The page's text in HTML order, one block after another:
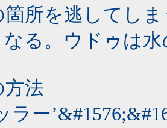
箇所を逃してし
なる。ウドゥは
方法
ラー